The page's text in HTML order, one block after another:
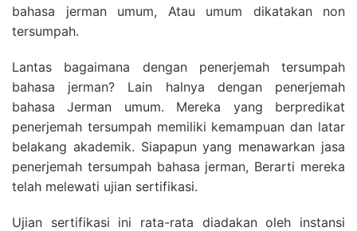
bahasa jerman umum, Atau umum dikatakan non
tersumpah.
Lantas bagaimana dengan penerjemah tersumpah
bahasa jerman? Lain halnya dengan penerjemah
bahasa Jerman umum. Mereka yang berpredikat
penerjemah tersumpah memiliki kemampuan dan latar
belakang akademik. Siapapun yang menawarkan jasa
penerjemah tersumpah bahasa jerman, Berarti mereka
telah melewati ujian sertifikasi.
Ujian sertifikasi ini rata-rata diadakan oleh instansi